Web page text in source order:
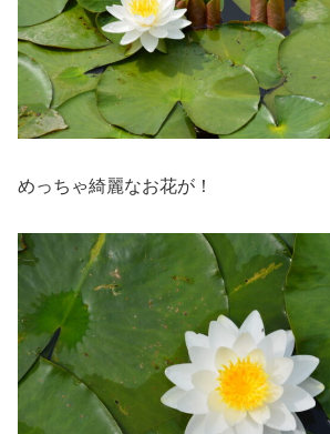
めっちゃ綺麗なお花が！